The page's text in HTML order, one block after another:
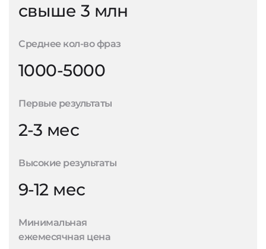
свыше 3 млн
Среднее кол-во фраз
1000-5000
Первые результаты
2-3 мес
Высокие результаты
9-12 мес
Минимальная
ежемесячная цена